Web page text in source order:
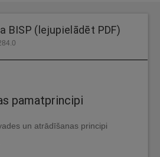
BISP (lejupielādēt PDF)
pamatprincipi
un atrādīšanas principi